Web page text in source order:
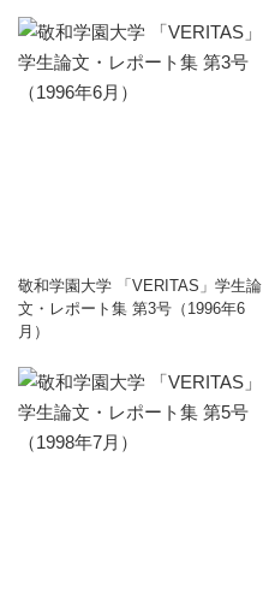
敬和学園大学 「VERITAS」学生論
文・レポート集 第3号（1996年6
月）